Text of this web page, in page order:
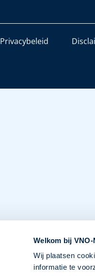
Welkom bij VNO-
Wij plaatsen
informatie te
Privacybeleid